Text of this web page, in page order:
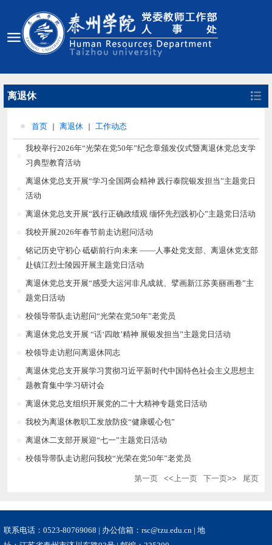
离退休
首页 离退休 工作动态
我校举行2026年“光荣在党50年”纪念章颁发仪式暨离退休党总支学
习典型教育活动
离退休党总支开展“学习全国两会精神 践行泰院银发担当”主题党日
活动
离退休党总支开展“践行正确政绩观 缅怀先烈践初心”主题党日活动
我校开展2026年春节前走访慰问活动
铭记历史守初心 砥砺前行向未来 ——人事处党支部、离退休党支部
赴镇江烈士陵园开展主题党日活动
离退休党总支开展“感受大运河非凡成就、擘画新江苏美丽画卷”主
题党日活动
校领导带队走访慰问“光荣在党50年”老党员
离退休党总支开展 “话‘四敢’精神 展银发担当”主题党日活动
校领导走访慰问离退休同志
离退休党总支开展学习贯彻习近平新时代中国特色社会主义思想主
题教育集中学习研讨会
离退休党总支组织开展党的二十大精神专题党日活动
我校为离退休教职工发放防疫“健康暖心包”
离退休二支部开展迎“七一”主题党日活动
校领导带队走访慰问我校“光荣在党50年”老党员
第一页 <<上一页 下一页>> 尾页
联系电话：0523-80769068 | 办公信箱：rsc@tzu.edu.cn | 地